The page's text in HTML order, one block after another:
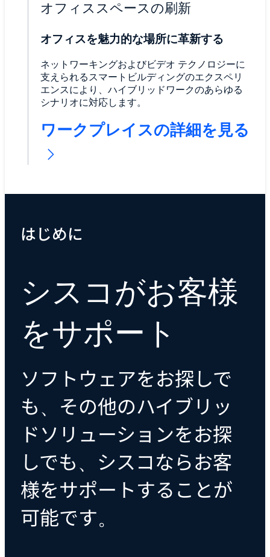
オフィススペースの刷新
オフィスを魅力的な場所に革新する
ネットワーキングおよびビデオ テクノロジーに
支えられるスマートビルディングのエクスペリ
エンスにより、ハイブリッドワークのあらゆる
シナリオに対応します。
ワークプレイスの詳細を見る
はじめに
シスコがお客様
をサポート
ソフトウェアをお探しで
も、その他のハイブリッ
ドソリューションをお探
しでも、シスコならお客
様をサポートすることが
可能です。